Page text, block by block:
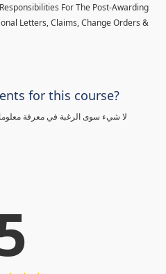
For The Post-Awarding
Letters, Claims, Change Orders &
for this course?
لا شيء سوى الرغبة في معرفة